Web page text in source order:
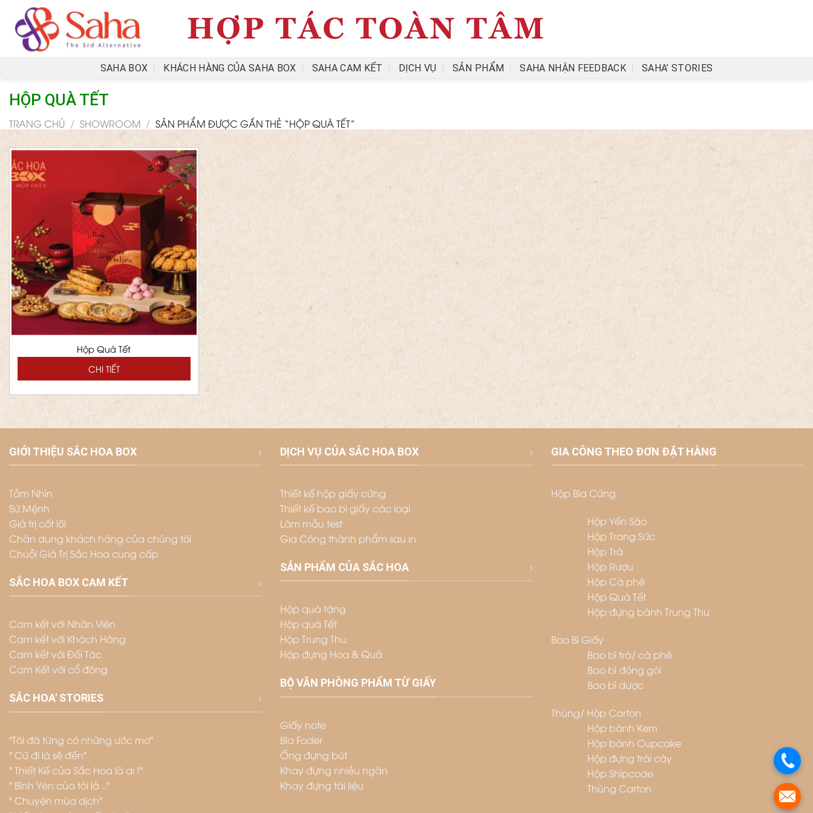
content
SAHA BOX KHÁCH HÀNG CỦA SAHA BOX SAHA CAM KẾT DỊCH VỤ SẢN PHẨM SAHA NHẬN FEEDBACK SAHA’ STORIES
HỘP QUÀ TẾT
TRANG CHỦ / SHOWROOM / SẢN PHẨM ĐƯỢC GẮN THẺ “HỘP QUÀ TẾT”
Hộp Quà Tết
CHI TIẾT
GIỚI THIỆU SẮC HOA BOX
Tầm Nhìn
Sứ Mệnh
Giá trị cốt lõi
Chân dung khách hàng của chúng tôi
Chuỗi Giá Trị Sắc Hoa cung cấp
SẮC HOA BOX CAM KẾT
Cam kết với Nhân Viên
Cam kết với Khách Hàng
Cam kết với Đối Tác
Cam Kết với cổ đông
SẮC HOA' STORIES
"Tôi đã từng có những ước mơ"
" Cứ đi là sẽ đến"
" Thiết Kế của Sắc Hoa là ai !"
" Bình Yên của tôi là .."
" Chuyện mùa dịch"
DỊCH VỤ CỦA SẮC HOA BOX
Thiết kế hộp giấy cứng
Thiết kế bao bì giấy các loại
Làm mẫu test
Gia Công thành phẩm sau in
SẢN PHẨM CỦA SẮC HOA
Hộp quà tặng
Hộp quà Tết
Hộp Trung Thu
Hộp đựng Hoa & Quả
BỘ VĂN PHÒNG PHẨM TỪ GIẤY
Giấy note
Bìa Foder
Ống đựng bút
Khay đựng nhiều ngăn
Khay đựng tài liệu
GIA CÔNG THEO ĐƠN ĐẶT HÀNG
Hộp Bìa Cứng
Hộp Yến Sào
Hộp Trang Sức
Hộp Trà
Hộp Rượu
Hộp Cà phê
Hộp Quà Tết
Hộp đựng bánh Trung Thu
Bao Bì Giấy
Bao bì trà/ cà phê
Bao bi đóng gói
Bao bì dược
Thùng/ Hộp Carton
Hộp bánh Kem
Hộp bánh Cupcake
Hộp đựng trái cây
Hộp Shipcode
Thùng Carton
.
.